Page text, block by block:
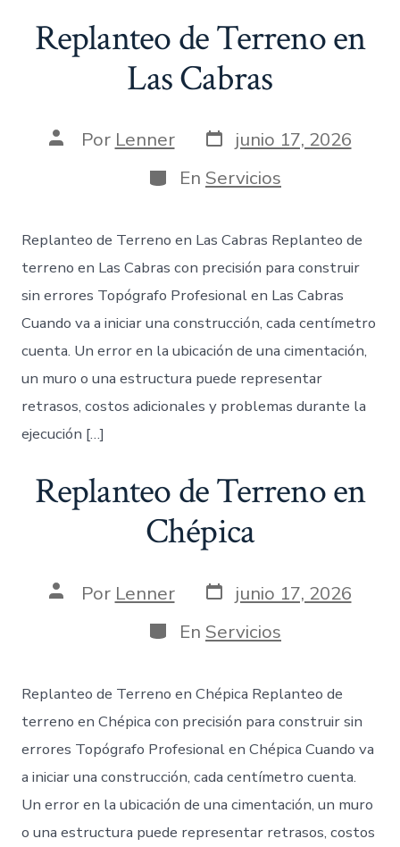
Replanteo de Terreno en
Las Cabras
AutorPor Lenner Fecha
de
publicación
junio 17, 2026
Categorías
En Servicios
Replanteo de Terreno en Las Cabras Replanteo de
terreno en Las Cabras con precisión para construir
sin errores Topógrafo Profesional en Las Cabras
Cuando va a iniciar una construcción, cada centímetro
cuenta. Un error en la ubicación de una cimentación,
un muro o una estructura puede representar
retrasos, costos adicionales y problemas durante la
ejecución […]
Replanteo de Terreno en
Chépica
AutorPor Lenner Fecha
de
publicación
junio 17, 2026
Categorías
En Servicios
Replanteo de Terreno en Chépica Replanteo de
terreno en Chépica con precisión para construir sin
errores Topógrafo Profesional en Chépica Cuando va
a iniciar una construcción, cada centímetro cuenta.
Un error en la ubicación de una cimentación, un muro
o una estructura puede representar retrasos, costos